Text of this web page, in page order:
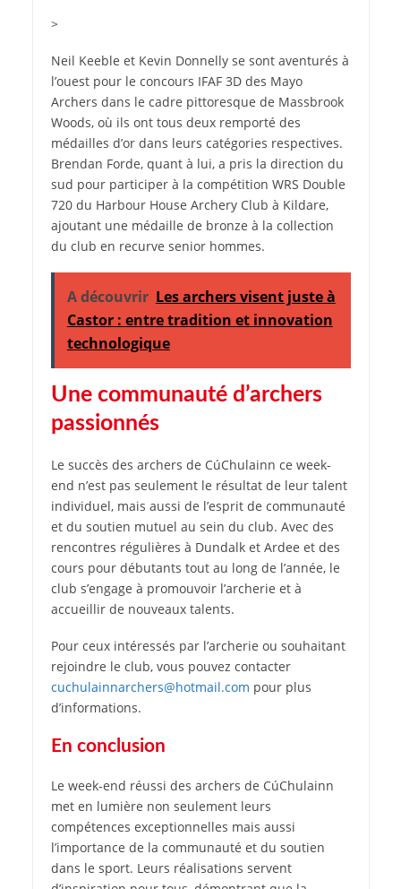
>
Neil Keeble et Kevin Donnelly se sont aventurés à
l’ouest pour le concours IFAF 3D des Mayo
Archers dans le cadre pittoresque de Massbrook
Woods, où ils ont tous deux remporté des
médailles d’or dans leurs catégories respectives.
Brendan Forde, quant à lui, a pris la direction du
sud pour participer à la compétition WRS Double
720 du Harbour House Archery Club à Kildare,
ajoutant une médaille de bronze à la collection
du club en recurve senior hommes.
A découvrir Les archers visent juste à
Castor : entre tradition et innovation
technologique
Une communauté d’archers
passionnés
Le succès des archers de CúChulainn ce week-
end n’est pas seulement le résultat de leur talent
individuel, mais aussi de l’esprit de communauté
et du soutien mutuel au sein du club. Avec des
rencontres régulières à Dundalk et Ardee et des
cours pour débutants tout au long de l’année, le
club s’engage à promouvoir l’archerie et à
accueillir de nouveaux talents.
Pour ceux intéressés par l’archerie ou souhaitant
rejoindre le club, vous pouvez contacter
cuchulainnarchers@hotmail.com pour plus
d’informations.
En conclusion
Le week-end réussi des archers de CúChulainn
met en lumière non seulement leurs
compétences exceptionnelles mais aussi
l’importance de la communauté et du soutien
dans le sport. Leurs réalisations servent